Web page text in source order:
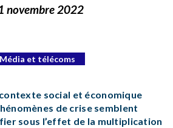
novembre 2022
Média et télécoms
contexte social et économique
de crise semblent
sous l’effet de la multiplication